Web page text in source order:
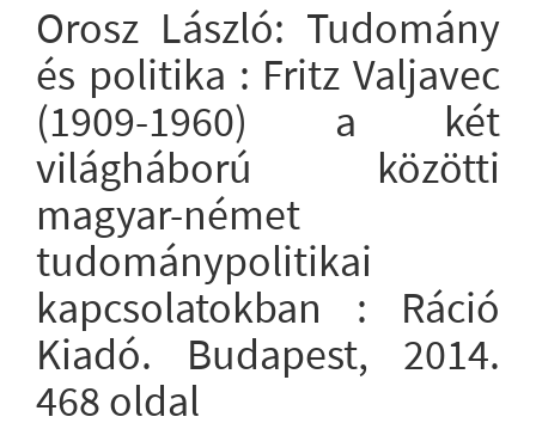
Orosz László: Tudomány
és politika : Fritz Valjavec
(1909-1960) a két
világháború közötti
magyar-német
tudománypolitikai
kapcsolatokban : Ráció
Kiadó. Budapest, 2014.
468 oldal